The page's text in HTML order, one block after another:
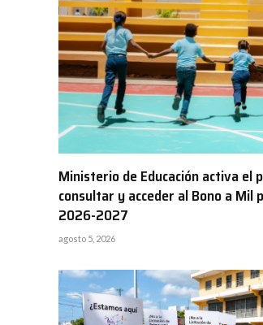
Ministerio de Educación activa el
consultar y acceder al Bono a Mil
2026-2027
agosto 5, 2026